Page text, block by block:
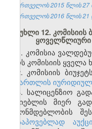
საქართველოს 2015 წლის
საქართველოს 2016 წლის 21
მუხლი 12.
ყოველწლიური
1. კომისია
იყოს კომისიის
2. კომისიის
სამართლის
3. სალიცენზიო
მაძიებლის მიერ
კანონმდებლობის
მოსაპოვებლად